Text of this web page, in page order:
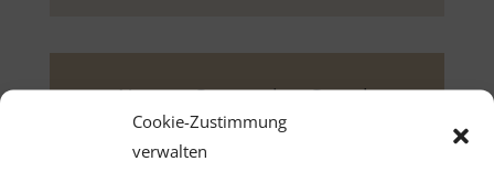
Cookie-Zustimmung
verwalten
Nougat-Cappuccino-Crunch
Schokobiskuit, Nougatmousse,
Cappuccinoganache & Nusscrunch